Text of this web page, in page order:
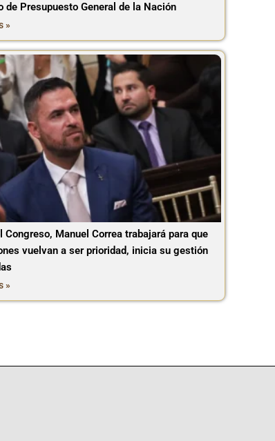
de Presupuesto General de la Nación
»
Congreso, Manuel Correa trabajará para que
vuelvan a ser prioridad, inicia su gestión
»